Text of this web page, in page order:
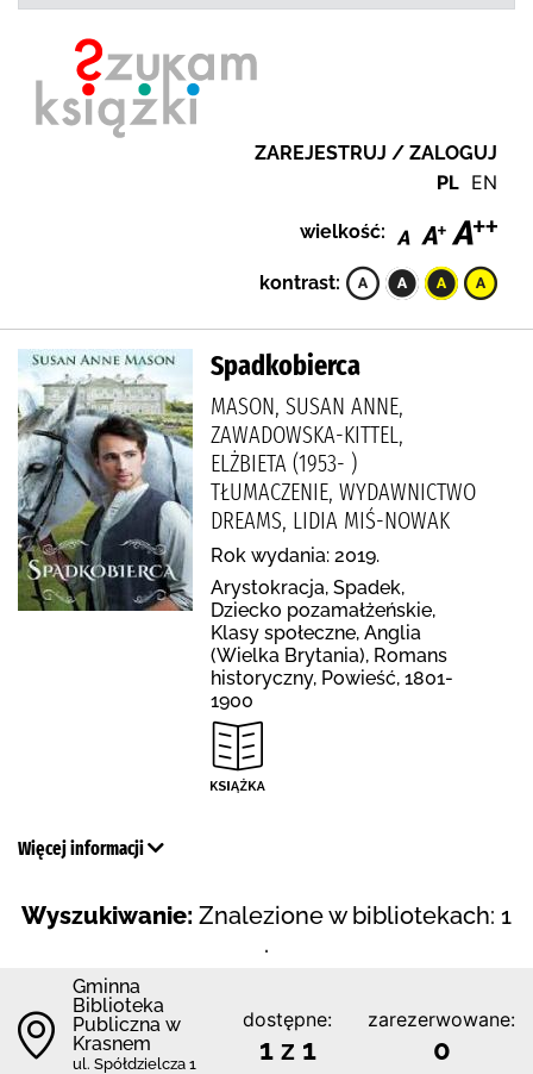
ZAREJESTRUJ / ZALOGUJ
PL EN
wielkość:
kontrast:
Spadkobierca
MASON, SUSAN ANNE,
ZAWADOWSKA-KITTEL,
ELŻBIETA (1953- )
TŁUMACZENIE, WYDAWNICTWO
DREAMS, LIDIA MIŚ-NOWAK
Rok wydania: 2019.
Arystokracja, Spadek,
Dziecko pozamałżeńskie,
Klasy społeczne, Anglia
(Wielka Brytania), Romans
historyczny, Powieść, 1801-
1900
Więcej informacji
Wyszukiwanie: Znalezione w bibliotekach: 1
.
Gminna
Biblioteka
Publiczna w
Krasnem
ul. Spółdzielcza 1
dostępne:
1 z 1
zarezerwowane:
0